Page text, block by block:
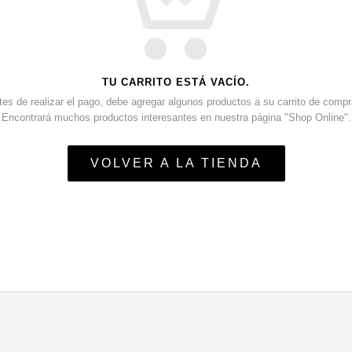
TU CARRITO ESTÁ VACÍO.
de realizar el pago, debe agregar algunos productos a su carrito de
Encontrará muchos productos interesantes en nuestra página "Shop Online".
VOLVER A LA TIENDA